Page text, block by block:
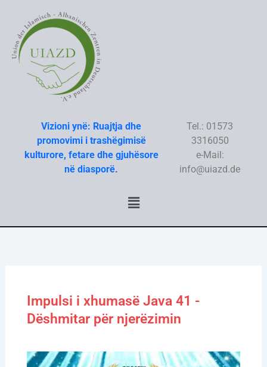
content
Vizioni ynë: Ruajtja dhe
promovimi i trashëgimisë
kulturore, fetare dhe gjuhësore
në diasporë.
Tel.: 01573
3316050
e-Mail:
info@uiazd.de
Menu
Impulsi i xhumasë Java 41 -
Dëshmitar për njerëzimin